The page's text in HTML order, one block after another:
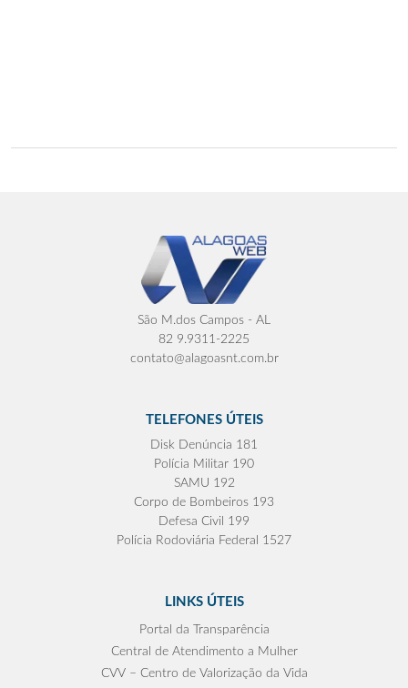
São M.dos Campos - AL
82 9.9311-2225
contato@alagoasnt.com.br
TELEFONES ÚTEIS
Disk Denúncia 181
Polícia Militar 190
SAMU 192
Corpo de Bombeiros 193
Defesa Civil 199
Polícia Rodoviária Federal 1527
LINKS ÚTEIS
Portal da Transparência
Central de Atendimento a Mulher
CVV – Centro de Valorização da Vida